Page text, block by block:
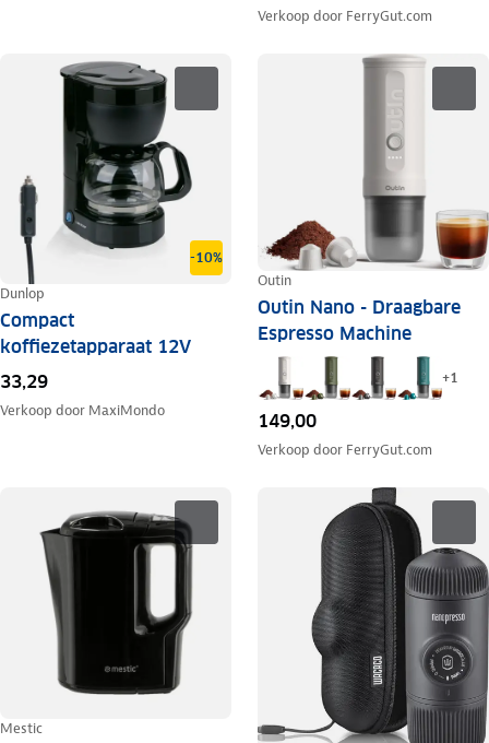
Verkoop door FerryGut.com
-10%
Dunlop
Compact
koffiezetapparaat 12V
33,29
Verkoop door MaxiMondo
Outin
Outin Nano - Draagbare
Espresso Machine
+1
149,00
Verkoop door FerryGut.com
Mestic